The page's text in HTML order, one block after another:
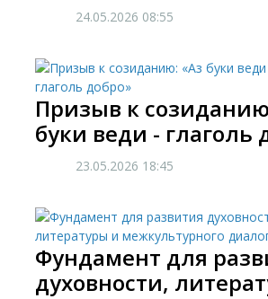
24.05.2026 08:55
Призыв к
буки веди - глаголь
23.05.2026 18:45
Фундамент для
духовности,